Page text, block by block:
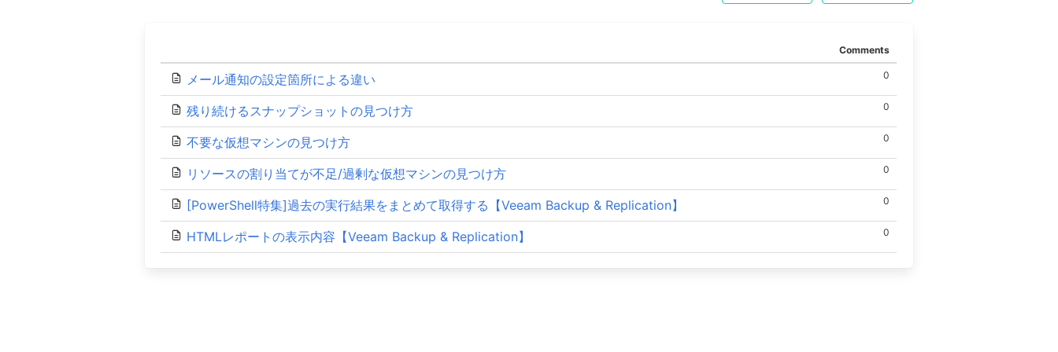
Comments
メール通知の設定箇所による違い 0
残り続けるスナップショットの見つけ方 0
不要な仮想マシンの見つけ方 0
リソースの割り当てが不足/過剰な仮想マシンの見つけ方 0
[PowerShell特集]過去の実行結果をまとめて取得する【Veeam Backup & Replication】 0
HTMLレポートの表示内容【Veeam Backup & Replication】 0